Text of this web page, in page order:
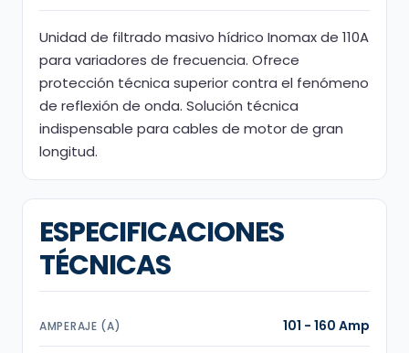
Unidad de filtrado masivo hídrico Inomax de 110A
para variadores de frecuencia. Ofrece
protección técnica superior contra el fenómeno
de reflexión de onda. Solución técnica
indispensable para cables de motor de gran
longitud.
ESPECIFICACIONES
TÉCNICAS
AMPERAJE (A) 101 - 160 Amp